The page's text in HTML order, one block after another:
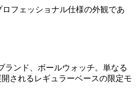
フェッショナル仕様の外観であ
ンド、ボールウォッチ。単なる
されるレギュラーベースの限定モ